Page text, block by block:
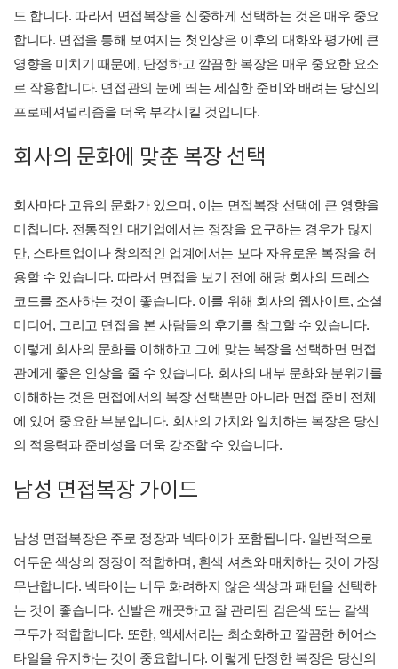
도 합니다. 따라서 면접복장을 신중하게 선택하는 것은 매우 중요
합니다. 면접을 통해 보여지는 첫인상은 이후의 대화와 평가에 큰
영향을 미치기 때문에, 단정하고 깔끔한 복장은 매우 중요한 요소
로 작용합니다. 면접관의 눈에 띄는 세심한 준비와 배려는 당신의
프로페셔널리즘을 더욱 부각시킬 것입니다.
회사의 문화에 맞춘 복장 선택
회사마다 고유의 문화가 있으며, 이는 면접복장 선택에 큰 영향을
미칩니다. 전통적인 대기업에서는 정장을 요구하는 경우가 많지
만, 스타트업이나 창의적인 업계에서는 보다 자유로운 복장을 허
용할 수 있습니다. 따라서 면접을 보기 전에 해당 회사의 드레스
코드를 조사하는 것이 좋습니다. 이를 위해 회사의 웹사이트, 소셜
미디어, 그리고 면접을 본 사람들의 후기를 참고할 수 있습니다.
이렇게 회사의 문화를 이해하고 그에 맞는 복장을 선택하면 면접
관에게 좋은 인상을 줄 수 있습니다. 회사의 내부 문화와 분위기를
이해하는 것은 면접에서의 복장 선택뿐만 아니라 면접 준비 전체
에 있어 중요한 부분입니다. 회사의 가치와 일치하는 복장은 당신
의 적응력과 준비성을 더욱 강조할 수 있습니다.
남성 면접복장 가이드
남성 면접복장은 주로 정장과 넥타이가 포함됩니다. 일반적으로
어두운 색상의 정장이 적합하며, 흰색 셔츠와 매치하는 것이 가장
무난합니다. 넥타이는 너무 화려하지 않은 색상과 패턴을 선택하
는 것이 좋습니다. 신발은 깨끗하고 잘 관리된 검은색 또는 갈색
구두가 적합합니다. 또한, 액세서리는 최소화하고 깔끔한 헤어스
타일을 유지하는 것이 중요합니다. 이렇게 단정한 복장은 당신의